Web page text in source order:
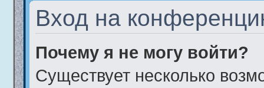
Вход на
Почему я не могу войти?
Существует несколько